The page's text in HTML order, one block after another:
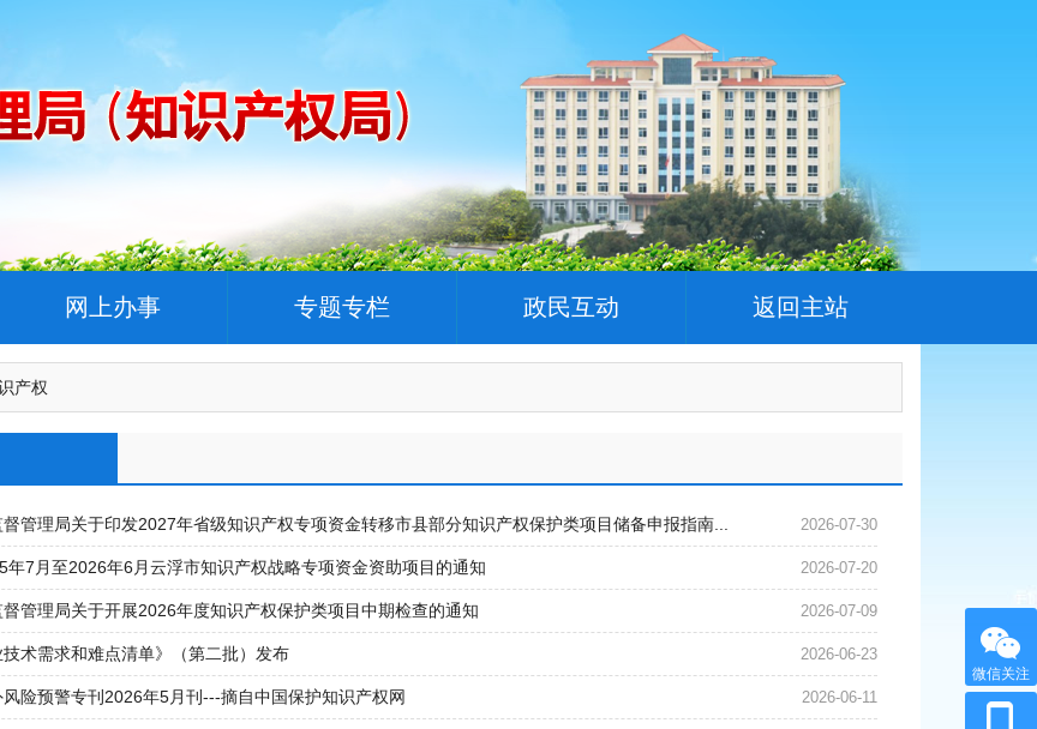
网上办事 专题专栏 政民互动 返回主站
产权
2026-07-30
管理局关于印发2027年省级知识产权专项资金转移市县部分知识产权保护类项目储备申报指南...
2026-07-20
年7月至2026年6月云浮市知识产权战略专项资金资助项目的通知
2026-07-09
管理局关于开展2026年度知识产权保护类项目中期检查的通知
2026-06-23
技术需求和难点清单》（第二批）发布
2026-06-11
险预警专刊2026年5月刊---摘自中国保护知识产权网
微信关注